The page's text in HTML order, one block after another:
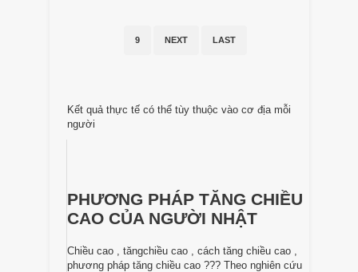
9 NEXT LAST
Kết quả thực tế có thể tùy thuộc vào cơ địa mỗi
người
PHƯƠNG PHÁP TĂNG CHIỀU
CAO CỦA NGƯỜI NHẬT
Chiều cao , tăngchiều cao , cách tăng chiều cao ,
phương pháp tăng chiều cao ??? Theo nghiên cứu